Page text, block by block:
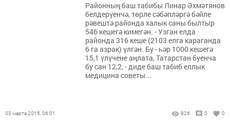
Районның баш табибы Линар Әхмәтянов
белдерүенчә, төрле сәбәпләргә бәйле
рәвештә районда халык саны былтыр
546 кешегә кимегән. - Узган елда
районда 316 кеше (2103 елга караганда
6 га азрак) үлгән. Бу - һәр 1000 кешегә
15,1 үлүчене аңлата, Татарстан буенча
бу сан 12,2, - диде баш табиб еллык
медицина советы...
03 марта 2015, 06:01 826 0 0